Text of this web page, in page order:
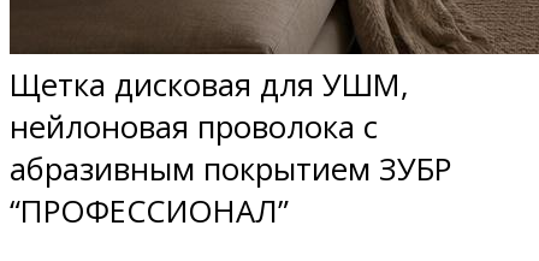
Щетка дисковая для УШМ,
нейлоновая проволока с
абразивным покрытием ЗУБР
“ПРОФЕССИОНАЛ”